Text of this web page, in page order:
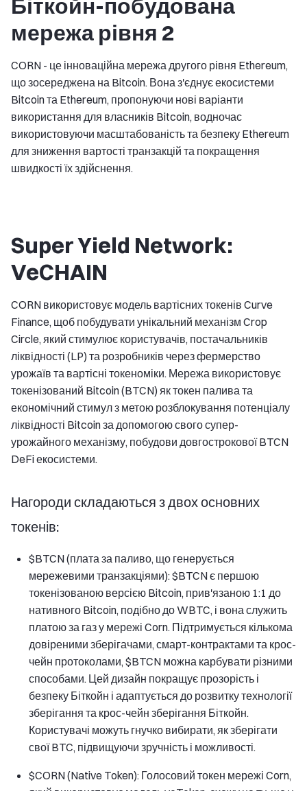
Біткойн-побудована
мережа рівня 2
CORN - це інноваційна мережа другого рівня Ethereum,
що зосереджена на Bitcoin. Вона з'єднує екосистеми
Bitcoin та Ethereum, пропонуючи нові варіанти
використання для власників Bitcoin, водночас
використовуючи масштабованість та безпеку Ethereum
для зниження вартості транзакцій та покращення
швидкості їх здійснення.
Super Yield Network:
VeCHAIN
CORN використовує модель вартісних токенів Curve
Finance, щоб побудувати унікальний механізм Crop
Circle, який стимулює користувачів, постачальників
ліквідності (LP) та розробників через фермерство
урожаїв та вартісні токеноміки. Мережа використовує
токенізований Bitcoin (BTCN) як токен палива та
економічний стимул з метою розблокування потенціалу
ліквідності Bitcoin за допомогою свого супер-
урожайного механізму, побудови довгострокової BTCN
DeFi екосистеми.
Нагороди складаються з двох основних
токенів:
$BTCN (плата за паливо, що генерується
мережевими транзакціями): $BTCN є першою
токенізованою версією Bitcoin, прив'язаною 1:1 до
нативного Bitcoin, подібно до WBTC, і вона служить
платою за газ у мережі Corn. Підтримується кількома
довіреними зберігачами, смарт-контрактами та крос-
чейн протоколами, $BTCN можна карбувати різними
способами. Цей дизайн покращує прозорість і
безпеку Біткойн і адаптується до розвитку технології
зберігання та крос-чейн зберігання Біткойн.
Користувачі можуть гнучко вибирати, як зберігати
свої BTC, підвищуючи зручність і можливості.
$CORN (Native Token): Голосовий токен мережі Corn,